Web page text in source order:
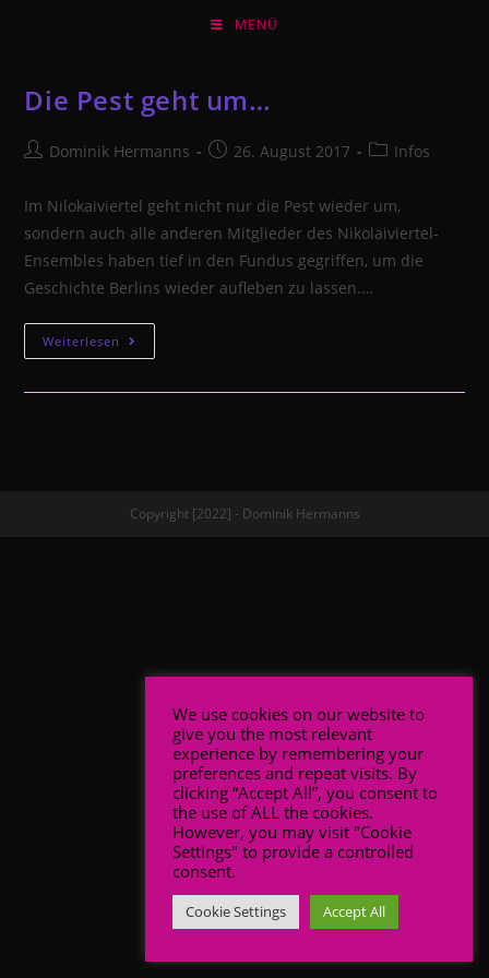
MENÜ
Die Pest geht um…
Beitrags-
Dominik Hermanns
Beitrag26. August 2017
Beitrags-
Infos
Im Nilokaiviertel geht nicht nur die Pest wieder um,
sondern auch alle anderen Mitglieder des Nikolaiviertel-
Ensembles haben tief in den Fundus gegriffen, um die
Geschichte Berlins wieder aufleben zu lassen.…
Weiterlesen
Pest
geht
Copyright [2022] - Dominik Hermanns
We use cookies on our website to
give you the most relevant
experience by remembering your
preferences and repeat visits. By
clicking “Accept All”, you consent to
the use of ALL the cookies.
However, you may visit "Cookie
Settings" to provide a controlled
consent.
Cookie Settings Accept All